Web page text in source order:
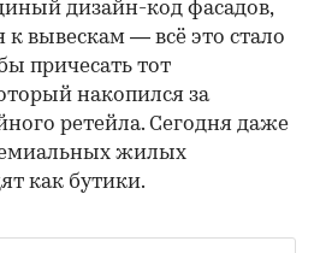
дизайн-код фасадов,
к вывескам — всё это стало
причесать тот
накопился за
ретейла. Сегодня даже
жилых
как бутики.